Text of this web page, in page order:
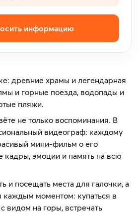
информацию
древние храмы и легендарная
и горные поезда, водопады и
пляжи.
не только воспоминания. В
видеограф: каждому
мини-фильм о его
кадры, эмоции и память на всю
и посещать места для галочки, а
каждым моментом: купаться в
видом на горы, встречать